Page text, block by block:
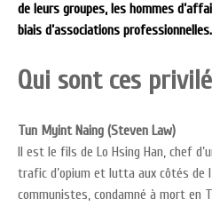
de leurs groupes, les hommes
biais d’associations professionnelles.
Qui sont ces
Tun Myint Naing (Steven Law)
Il est le fils de Lo Hsing Han, chef
trafic d’opium et lutta aux côtés de
communistes, condamné à mort en